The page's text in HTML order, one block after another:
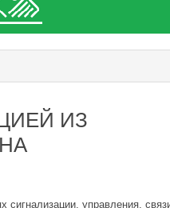
ИЗ
сигнализации, управления,